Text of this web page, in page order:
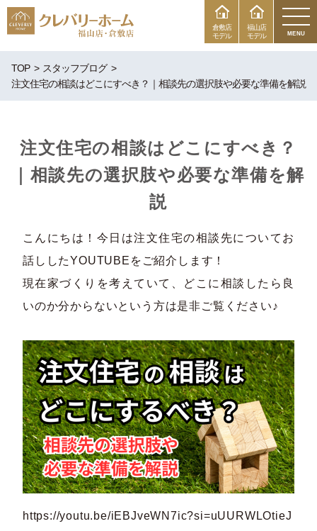
福山店
モデル
倉敷店
モデル
MENU
TOP
スタッフブログ
注文住宅の相談はどこにすべき？｜相談先の選択肢や必要な準備を解説
注文住宅の相談はどこにすべき？
｜相談先の選択肢や必要な準備を解
説
こんにちは！今日は注文住宅の相談先についてお
話ししたYOUTUBEをご紹介します！
現在家づくりを考えていて、どこに相談したら良
いのか分からないという方は是非ご覧ください♪
https://youtu.be/iEBJveWN7ic?si=uUURWLOtieJ